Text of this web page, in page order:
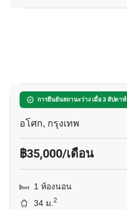
การยืนยันสถานะว่าง เมื่อ 3 สัปดา
แอชตัน อโศก
อโศก, กรุงเทพ
฿35,000/เดือน
1 ห้องนอน
34 ม.2